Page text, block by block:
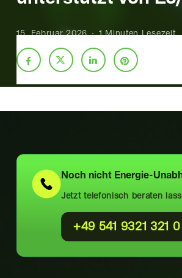
15. Februar 2026 1 Minuten Lesezeit
Noch nicht Energie-
Jetzt telefonisch beraten
+49 541 9321 321 0